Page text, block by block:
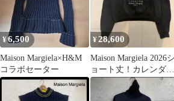
¥6,500
Maison Margiela×H&M
コラボセーター
¥28,600
Maison Margiela 2026シ
ョート丈！カレンダー
ロゴスウェット